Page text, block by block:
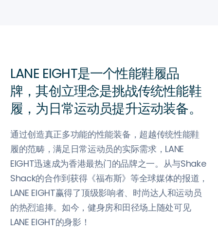
LANE EIGHT是一个性能鞋履品
牌，其创立理念是挑战传统性能鞋
履，为日常运动员提升运动装备。
通过创造真正多功能的性能装备，超越传统性能鞋
履的范畴，满足日常运动员的实际需求，LANE
EIGHT迅速成为香港最热门的品牌之一。从与Shake
Shack的合作到获得《福布斯》等全球媒体的报道，
LANE EIGHT赢得了顶级影响者、时尚达人和运动员
的热烈追捧。如今，健身房和田径场上随处可见
LANE EIGHT的身影！